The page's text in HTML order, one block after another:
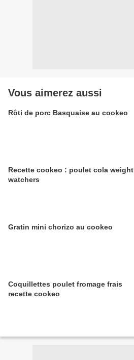
Vous aimerez aussi
Rôti de porc Basquaise au cookeo
Recette cookeo : poulet cola weight
watchers
Gratin mini chorizo au cookeo
Coquillettes poulet fromage frais
recette cookeo